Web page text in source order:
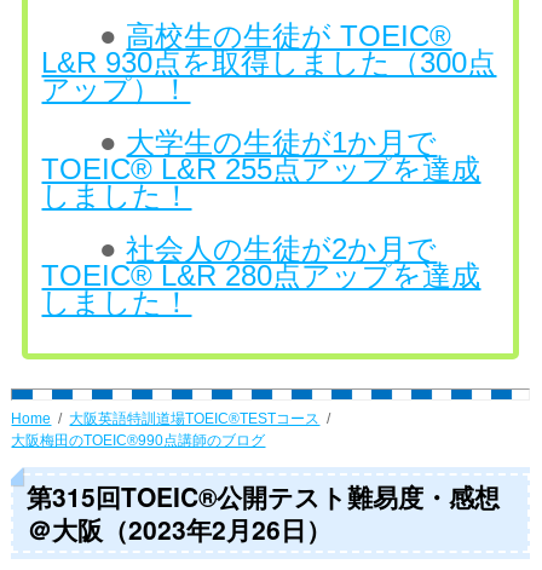
● 高校生の生徒が TOEIC®
L&R 930点を取得しました（300点
アップ）！
● 大学生の生徒が1か月で
TOEIC® L&R 255点アップを達成
しました！
●社会人の生徒が2か月で
TOEIC® L&R 280点アップを達成
しました！
Home
大阪英語特訓道場TOEIC®TESTコース
大阪梅田のTOEIC®990点講師のブログ
第315回TOEIC®公開テスト難易度・感想
＠大阪（2023年2月26日）